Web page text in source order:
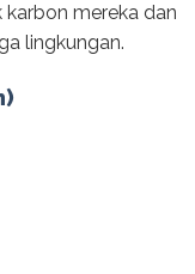
mereka dan
lingkungan.